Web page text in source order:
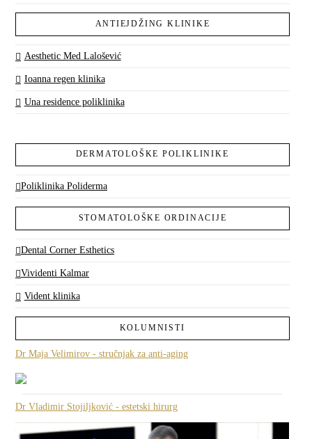
ANTIEJDŽING KLINIKE
Aesthetic Med Lalošević
Ioanna regen klinika
Una residence poliklinika
DERMATOLOŠKE POLIKLINIKE
Poliklinika Poliderma
STOMATOLOŠKE ORDINACIJE
Dental Corner Esthetics
Vividenti Kalmar
Vident klinika
KOLUMNISTI
Dr Maja Velimirov - stručnjak za anti-aging
Dr Vladimir Stojiljković - estetski hirurg